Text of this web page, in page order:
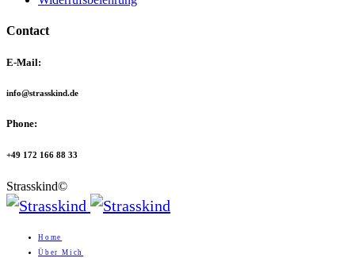
Contact
E-Mail:
info@strasskind.de
Phone:
+49 172 166 88 33
Strasskind©
Home
Über Mich